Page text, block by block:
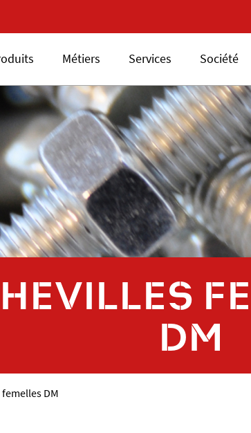
Métiers Services Société
DM
DM